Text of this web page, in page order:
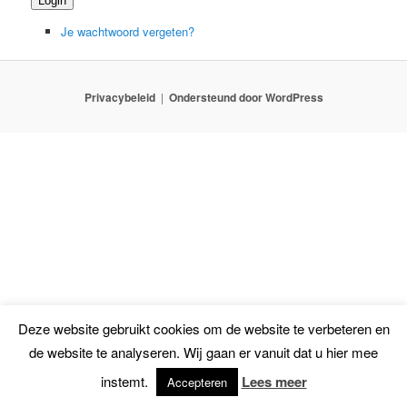
Je wachtwoord vergeten?
Privacybeleid Ondersteund door WordPress
Deze website gebruikt cookies om de website te verbeteren en
de website te analyseren. Wij gaan er vanuit dat u hier mee
instemt.
Accepteren Lees meer